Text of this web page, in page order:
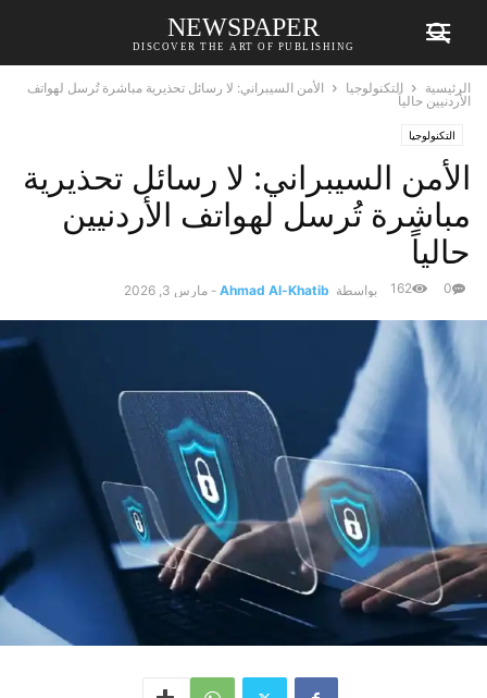
NEWSPAPER
DISCOVER THE ART OF PUBLISHING
الرئيسية التكنولوجيا
الأمن السيبراني: لا رسائل تحذيرية مباشرة تُرسل لهواتف
الأردنيين حالياً
التكنولوجيا
الأمن السيبراني: لا رسائل تحذيرية
مباشرة تُرسل لهواتف الأردنيين
حالياً
بواسطة Ahmad Al-Khatib
- مارس 3, 2026 0
162